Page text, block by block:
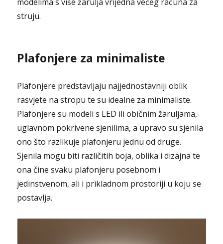
struju.
Plafonjere za minimaliste
Plafonjere predstavljaju najjednostavniji oblik
rasvjete na stropu te su idealne za minimaliste.
Plafonjere su modeli s LED ili običnim žaruljama,
uglavnom pokrivene sjenilima, a upravo su sjenila
ono što razlikuje plafonjeru jednu od druge.
Sjenila mogu biti različitih boja, oblika i dizajna te
ona čine svaku plafonjeru posebnom i
jedinstvenom, ali i prikladnom prostoriji u koju se
postavlja.